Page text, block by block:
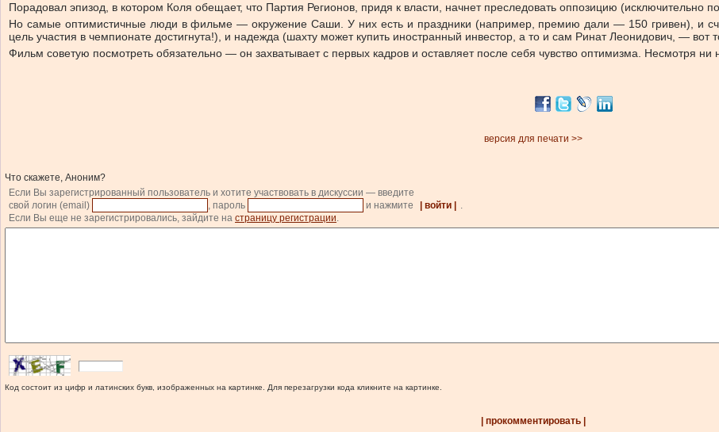
Порадовал эпизод, в котором Коля обещает, что Партия Регионов, придя к власти, начнет преследовать оппозицию (исключительно
Но самые оптимистичные люди в фильме — окружение Саши. У них есть и праздники (например, премию дали — 150 гривен), и
цель участия в чемпионате достигнута!), и надежда (шахту может купить иностранный инвестор, а то и сам Ринат Леонидович, — вот
Фильм советую посмотреть обязательно — он захватывает с первых кадров и оставляет после себя чувство оптимизма. Несмотря ни
версия для печати >>
Что скажете, Аноним?
Если Вы зарегистрированный пользователь и хотите участвовать в дискуссии — введите
свой логин (email)
, пароль и нажмите | войти |
.
Если Вы еще не зарегистрировались, зайдите на страницу регистрации.
Код состоит из цифр и латинских букв, изображенных на картинке. Для перезагрузки кода кликните на картинке.
| прокомментировать |